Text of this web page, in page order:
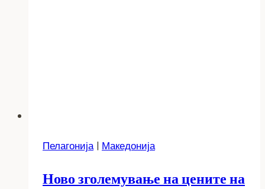
Пелагонија| Македонија
Ново зголемување на цените на